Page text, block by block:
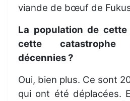
viande de bœuf de
La population de
cette
décennies ?
Oui, bien plus. Ce sont
qui ont été déplacées.